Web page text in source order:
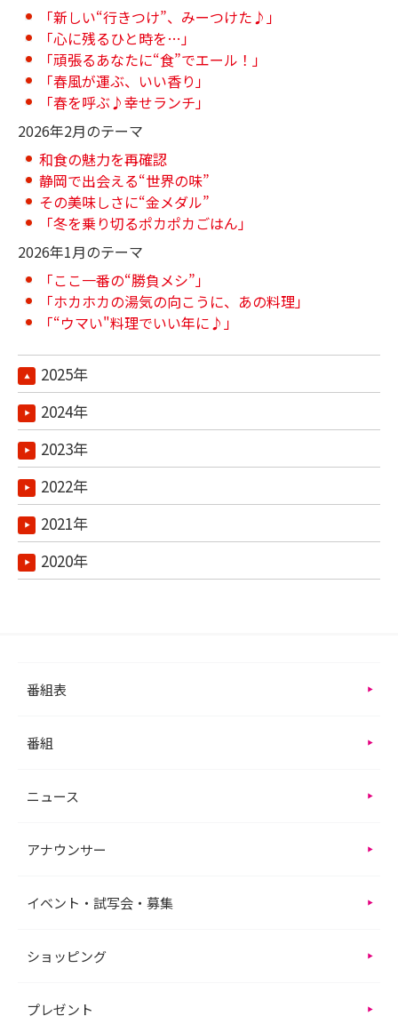
「新しい“行きつけ”、みーつけた♪」
「心に残るひと時を…」
「頑張るあなたに“食”でエール！」
「春風が運ぶ、いい香り」
「春を呼ぶ♪幸せランチ」
2026年2月のテーマ
和食の魅力を再確認
静岡で出会える“世界の味”
その美味しさに“金メダル”
「冬を乗り切るポカポカごはん」
2026年1月のテーマ
「ここ一番の“勝負メシ”」
「ホカホカの湯気の向こうに、あの料理」
「“ウマい"料理でいい年に♪」
2025年
2024年
2023年
2022年
2021年
2020年
番組表
番組
ニュース
アナウンサー
イベント・試写会・募集
ショッピング
プレゼント